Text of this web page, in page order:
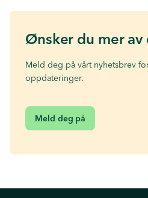
Ønsker du mer av
Meld deg på vårt nyhetsbrev
oppdateringer.
Meld deg på